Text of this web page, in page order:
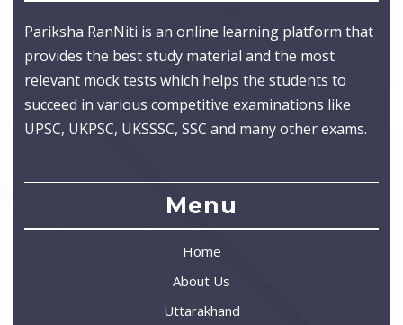
Pariksha RanNiti is an online learning platform that
provides the best study material and the most
relevant mock tests which helps the students to
succeed in various competitive examinations like
UPSC, UKPSC, UKSSSC, SSC and many other exams.
Menu
Home
About Us
Uttarakhand